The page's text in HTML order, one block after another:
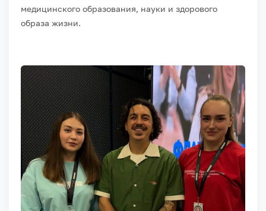
медицинского образования, науки и здорового
образа жизни.